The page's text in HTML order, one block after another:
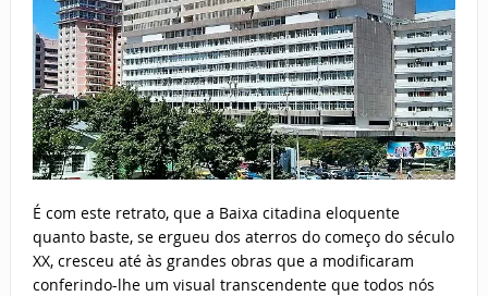
É com este retrato, que a Baixa citadina eloquente
quanto baste, se ergueu dos aterros do começo do século
XX, cresceu até às grandes obras que a modificaram
conferindo-lhe um visual transcendente que todos nós